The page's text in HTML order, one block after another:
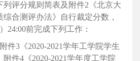
列评分规则简表及附件2《北京大
合测评办法》自行裁定分数，
24:00前完成下列工作：
件3《2020-2021学年工学院学生
件4《2020-2021学年度工学院